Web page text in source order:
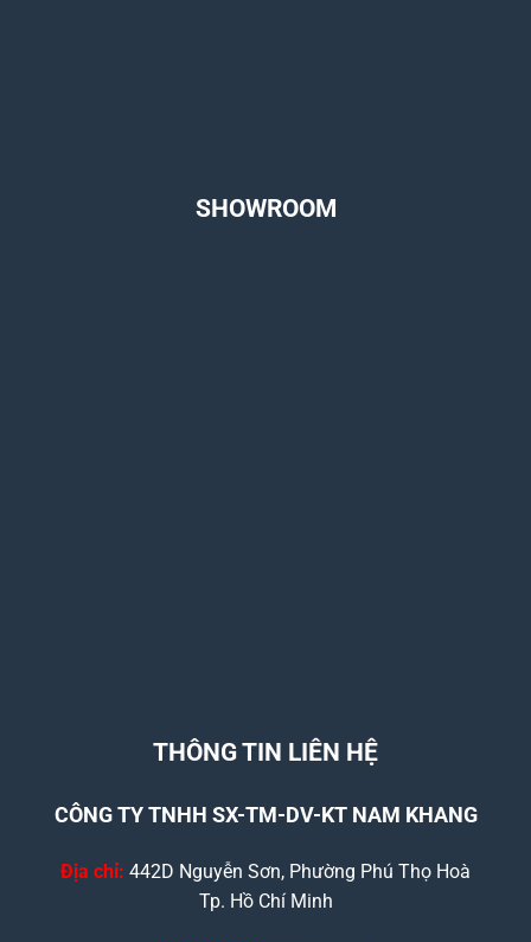
SHOWROOM
THÔNG TIN LIÊN HỆ
CÔNG TY TNHH SX-TM-DV-KT NAM KHANG
Địa chỉ: 442D Nguyễn Sơn, Phường Phú Thọ Hoà
Tp. Hồ Chí Minh